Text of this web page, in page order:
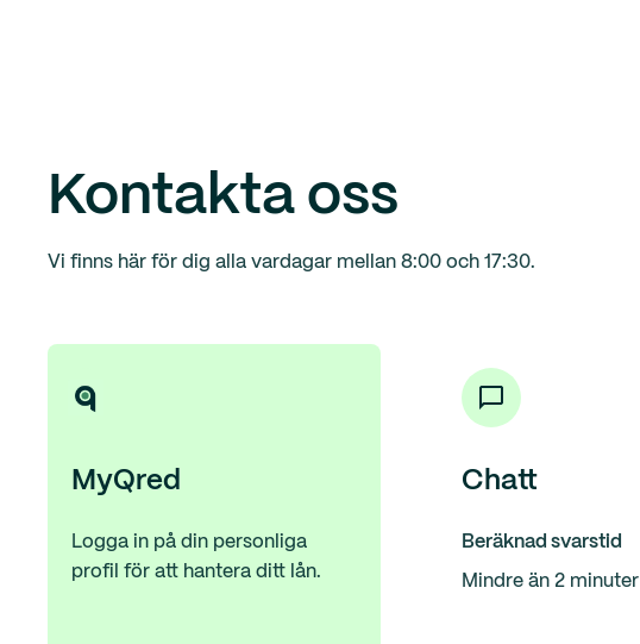
Kontakta oss
Vi finns här för dig alla vardagar mellan 8:00 och 17:30.
MyQred
Logga in på din personliga
profil för att hantera ditt lån.
Chatt
Beräknad svarstid
Mindre än 2 minuter